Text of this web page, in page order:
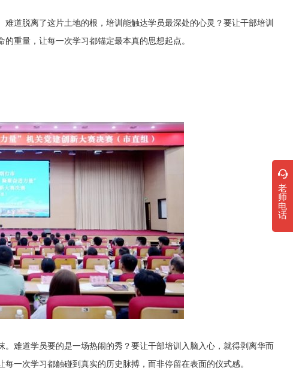
道脱离了这片土地的根，培训能触达学员最深处的心灵？要让干部培训
重量，让每一次学习都锚定最本真的思想起点。
难道学员要的是一场热闹的秀？要让干部培训入脑入心，就得剥离华而
一次学习都触碰到真实的历史脉搏，而非停留在表面的仪式感。
老
师
电
话